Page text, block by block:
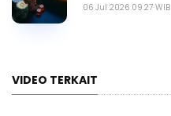
06 Jul 2026 09.27 WIB
VIDEO TERKAIT